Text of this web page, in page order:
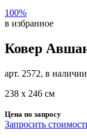
100%
в избранное
Ковер
арт. 2572, в наличии
238 х 246 см
Цена по запросу
Запросить